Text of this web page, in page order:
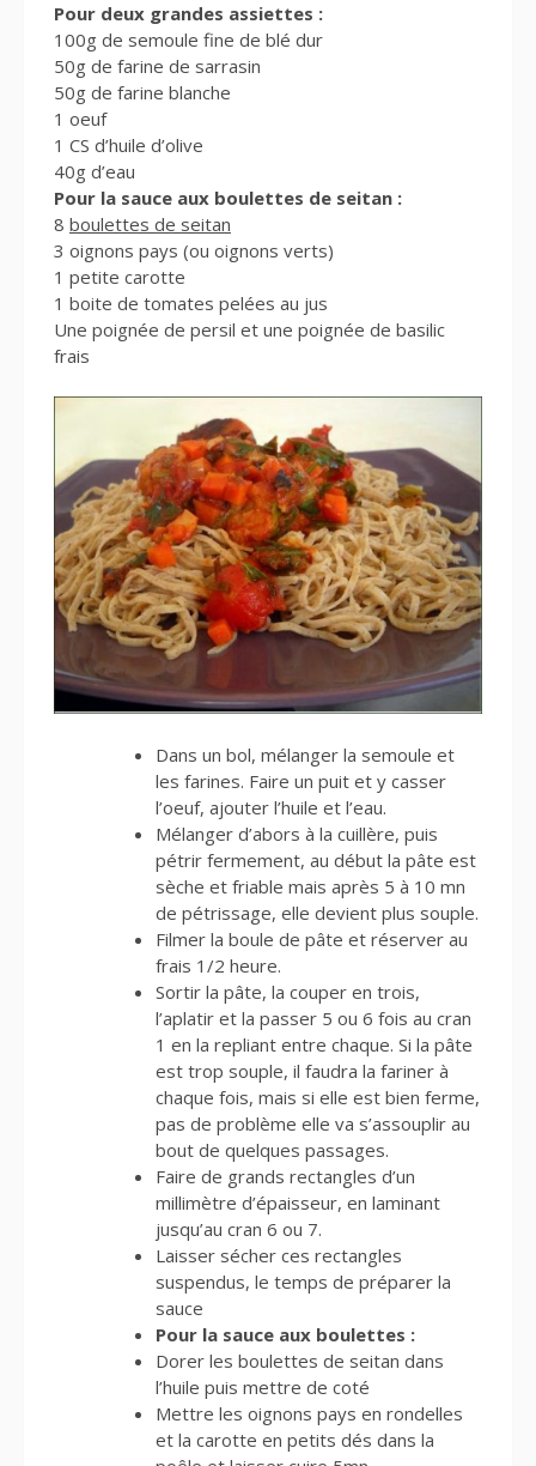
Pour deux grandes assiettes :
100g de semoule fine de blé dur
50g de farine de sarrasin
50g de farine blanche
1 oeuf
1 CS d’huile d’olive
40g d’eau
Pour la sauce aux boulettes de seitan :
8 boulettes de seitan
3 oignons pays (ou oignons verts)
1 petite carotte
1 boite de tomates pelées au jus
Une poignée de persil et une poignée de basilic
frais
Dans un bol, mélanger la semoule et
les farines. Faire un puit et y casser
l’oeuf, ajouter l’huile et l’eau.
Mélanger d’abors à la cuillère, puis
pétrir fermement, au début la pâte est
sèche et friable mais après 5 à 10 mn
de pétrissage, elle devient plus souple.
Filmer la boule de pâte et réserver au
frais 1/2 heure.
Sortir la pâte, la couper en trois,
l’aplatir et la passer 5 ou 6 fois au cran
1 en la repliant entre chaque. Si la pâte
est trop souple, il faudra la fariner à
chaque fois, mais si elle est bien ferme,
pas de problème elle va s’assouplir au
bout de quelques passages.
Faire de grands rectangles d’un
millimètre d’épaisseur, en laminant
jusqu’au cran 6 ou 7.
Laisser sécher ces rectangles
suspendus, le temps de préparer la
sauce
Pour la sauce aux boulettes :
Dorer les boulettes de seitan dans
l’huile puis mettre de coté
Mettre les oignons pays en rondelles
et la carotte en petits dés dans la